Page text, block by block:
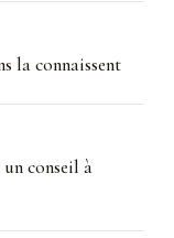
la connaissent
un conseil à